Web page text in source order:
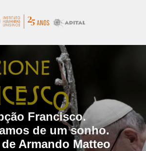
Francisco.
de um sonho.
Armando Matteo